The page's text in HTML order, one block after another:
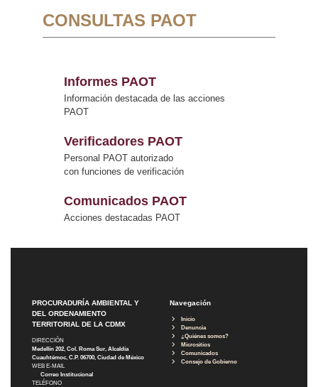
CONSULTAS PAOT
Informes PAOT
Información destacada de las acciones
PAOT
Verificadores PAOT
Personal PAOT autorizado
con funciones de verificación
Comunicados PAOT
Acciones destacadas PAOT
PROCURADURÍA AMBIENTAL Y
DEL ORDENAMIENTO
TERRITORIAL DE LA CDMX
DIRECCIÓN
Medellín 202, Col. Roma Sur, Alcaldía
Cuauhtémoc, C.P. 06700, Ciudad de México
WEB E-MAIL
Correo Institucional
TELÉFONO
Navegación
Inicio
Denuncia
¿Quiénes somos?
Micrositios
Comunicados
Consejo de Gobierno